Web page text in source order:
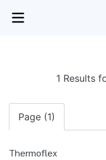
1 Results
Page (1)
Thermoflex